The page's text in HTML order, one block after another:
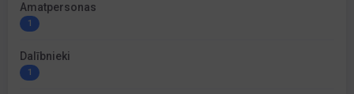
Amatpersonas
1
Dalībnieki
1